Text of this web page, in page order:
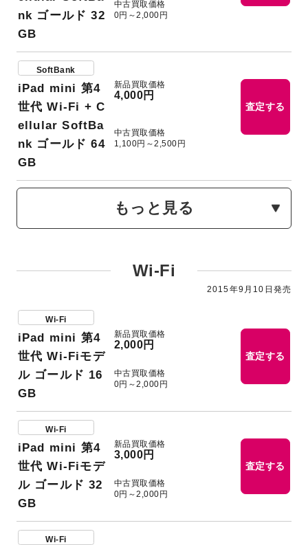
nk ゴールド 32
GB
中古買取価格
0円～2,000円
SoftBank
iPad mini 第4
世代 Wi-Fi + C
ellular SoftBa
nk ゴールド 64
GB
新品買取価格
4,000円
中古買取価格
1,100円～2,500円
査定する
もっと見る
Wi-Fi
2015年9月10日発売
Wi-Fi
iPad mini 第4
世代 Wi-Fiモデ
ル ゴールド 16
GB
新品買取価格
2,000円
中古買取価格
0円～2,000円
査定する
Wi-Fi
iPad mini 第4
世代 Wi-Fiモデ
ル ゴールド 32
GB
新品買取価格
3,000円
中古買取価格
0円～2,000円
査定する
Wi-Fi